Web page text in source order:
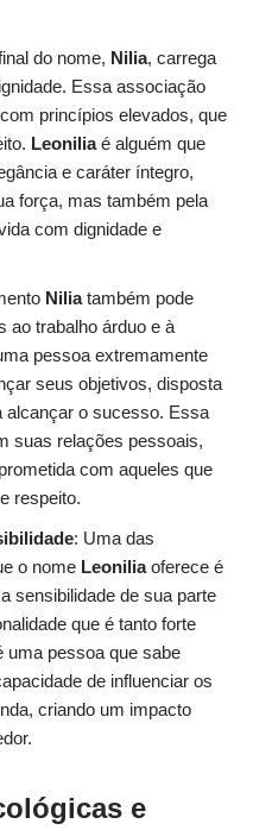
do nome, Nilia, carrega
Essa associação
princípios elevados, que
Leoniliaé alguém que
e caráter íntegro,
força, mas também pela
com dignidade e
Niliatambém pode
ao trabalho árduo e à
pessoa extremamente
seus objetivos, disposta
alcançar o sucesso. Essa
suas relações pessoais,
com aqueles que
respeito.
: Uma das
o nome Leoniliaoferece é
sensibilidade de sua parte
que é tanto forte
uma pessoa que sabe
de influenciar os
criando um impacto
e